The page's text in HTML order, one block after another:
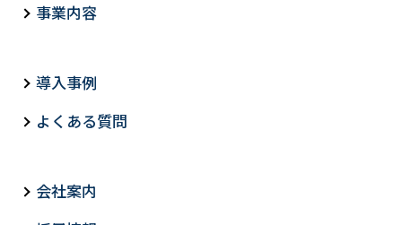
事業内容
導入事例
よくある質問
会社案内